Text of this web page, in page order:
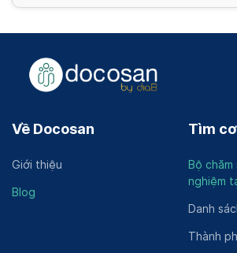
Về Docosan
Giới thiệu
Blog
Tìm
Bộ
nghiệm
Danh
Thành